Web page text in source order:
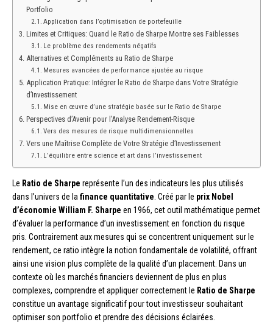
Portfolio
Application dans l’optimisation de portefeuille
Limites et Critiques: Quand le Ratio de Sharpe Montre ses Faiblesses
Le problème des rendements négatifs
Alternatives et Compléments au Ratio de Sharpe
Mesures avancées de performance ajustée au risque
Application Pratique: Intégrer le Ratio de Sharpe dans Votre Stratégie
d’Investissement
Mise en œuvre d’une stratégie basée sur le Ratio de Sharpe
Perspectives d’Avenir pour l’Analyse Rendement-Risque
Vers des mesures de risque multidimensionnelles
Vers une Maîtrise Complète de Votre Stratégie d’Investissement
L’équilibre entre science et art dans l’investissement
Le Ratio de Sharpe représente l’un des indicateurs les plus utilisés
dans l’univers de la finance quantitative . Créé par le prix Nobel
d’économie William F. Sharpe en 1966, cet outil mathématique permet
d’évaluer la performance d’un investissement en fonction du risque
pris. Contrairement aux mesures qui se concentrent uniquement sur le
rendement, ce ratio intègre la notion fondamentale de volatilité, offrant
ainsi une vision plus complète de la qualité d’un placement. Dans un
contexte où les marchés financiers deviennent de plus en plus
complexes, comprendre et appliquer correctement le Ratio de Sharpe
constitue un avantage significatif pour tout investisseur souhaitant
optimiser son portfolio et prendre des décisions éclairées.